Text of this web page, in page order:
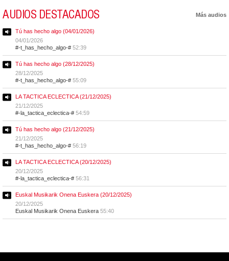
AUDIOS DESTACADOS Más audios
Tú has hecho algo (04/01/2026)
04/01/2026
#-t_has_hecho_algo-# 52:39
Tú has hecho algo (28/12/2025)
28/12/2025
#-t_has_hecho_algo-# 55:09
LA TACTICA ECLECTICA (21/12/2025)
21/12/2025
#-la_tactica_eclectica-# 54:59
Tú has hecho algo (21/12/2025)
21/12/2025
#-t_has_hecho_algo-# 56:19
LA TACTICA ECLECTICA (20/12/2025)
20/12/2025
#-la_tactica_eclectica-# 56:31
Euskal Musikarik Onena Euskera (20/12/2025)
20/12/2025
Euskal Musikarik Onena Euskera 55:40